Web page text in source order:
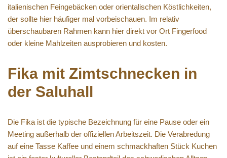
italienischen Feingebäcken oder orientalischen Köstlichkeiten,
der sollte hier häufiger mal vorbeischauen. Im relativ
überschaubaren Rahmen kann hier direkt vor Ort Fingerfood
oder kleine Mahlzeiten ausprobieren und kosten.
Fika mit Zimtschnecken in
der Saluhall
Die Fika ist die typische Bezeichnung für eine Pause oder ein
Meeting außerhalb der offiziellen Arbeitszeit. Die Verabredung
auf eine Tasse Kaffee und einem schmackhaften Stück Kuchen